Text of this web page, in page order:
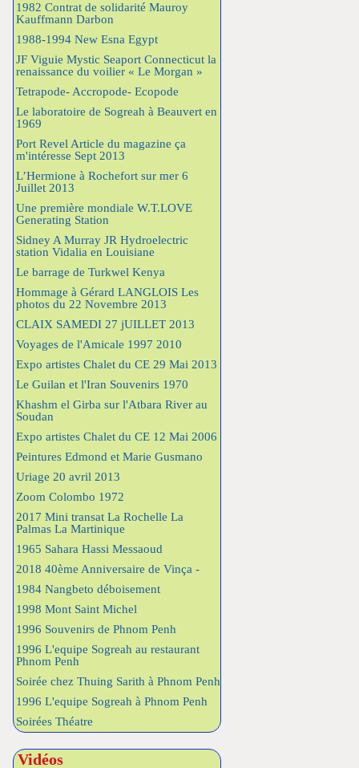
1982 Contrat de solidarité Mauroy
Kauffmann Darbon
1988-1994 New Esna Egypt
JF Viguie Mystic Seaport Connecticut la
renaissance du voilier « Le Morgan »
Tetrapode- Accropode- Ecopode
Le laboratoire de Sogreah à Beauvert en
1969
Port Revel Article du magazine ça
m'intéresse Sept 2013
L’Hermione à Rochefort sur mer 6
Juillet 2013
Une première mondiale W.T.LOVE
Generating Station
Sidney A Murray JR Hydroelectric
station Vidalia en Louisiane
Le barrage de Turkwel Kenya
Hommage à Gérard LANGLOIS Les
photos du 22 Novembre 2013
CLAIX SAMEDI 27 jUILLET 2013
Voyages de l'Amicale 1997 2010
Expo artistes Chalet du CE 29 Mai 2013
Le Guilan et l'Iran Souvenirs 1970
Khashm el Girba sur l'Atbara River au
Soudan
Expo artistes Chalet du CE 12 Mai 2006
Peintures Edmond et Marie Gusmano
Uriage 20 avril 2013
Zoom Colombo 1972
2017 Mini transat La Rochelle La
Palmas La Martinique
1965 Sahara Hassi Messaoud
2018 40ème Anniversaire de Vinça -
1984 Nangbeto déboisement
1998 Mont Saint Michel
1996 Souvenirs de Phnom Penh
1996 L'equipe Sogreah au restaurant
Phnom Penh
Soirée chez Thuing Sarith à Phnom Penh
1996 L'equipe Sogreah à Phnom Penh
Soirées Théatre
Vidéos